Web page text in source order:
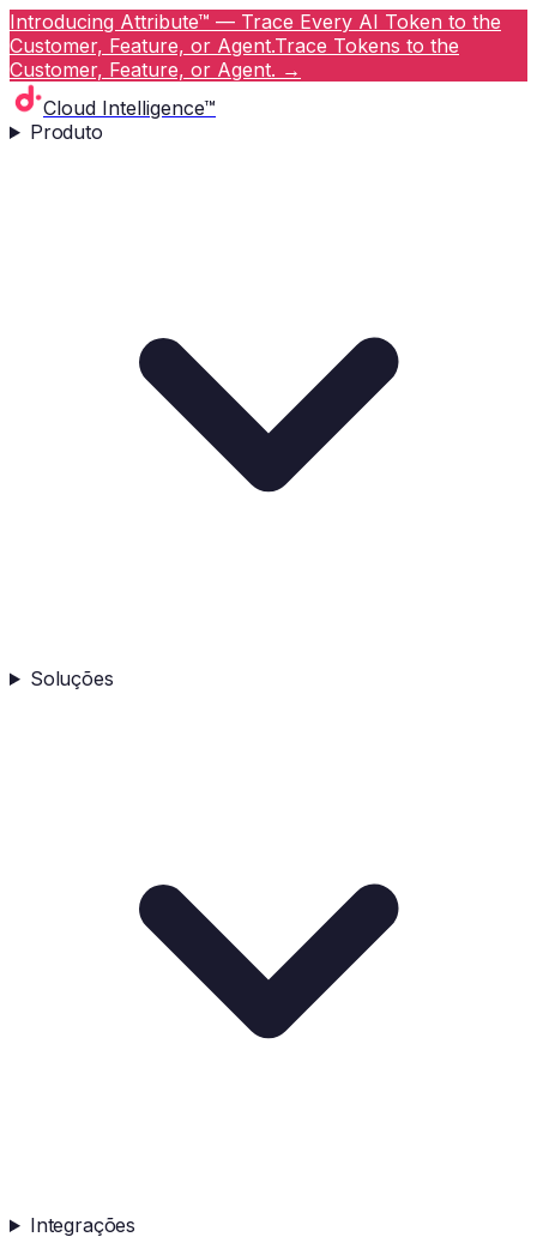
Introducing Attribute™ — Trace Every AI Token to the
Customer, Feature, or Agent.Trace Tokens to the
Customer, Feature, or Agent. →
Cloud Intelligence™
Produto
Soluções
Integrações